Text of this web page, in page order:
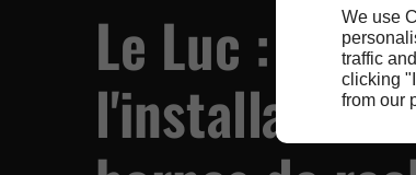
We use
traffic
clicking
from our
Le Luc :
l'installation